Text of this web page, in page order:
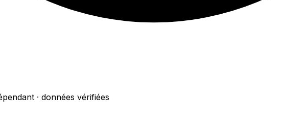
· données vérifiées